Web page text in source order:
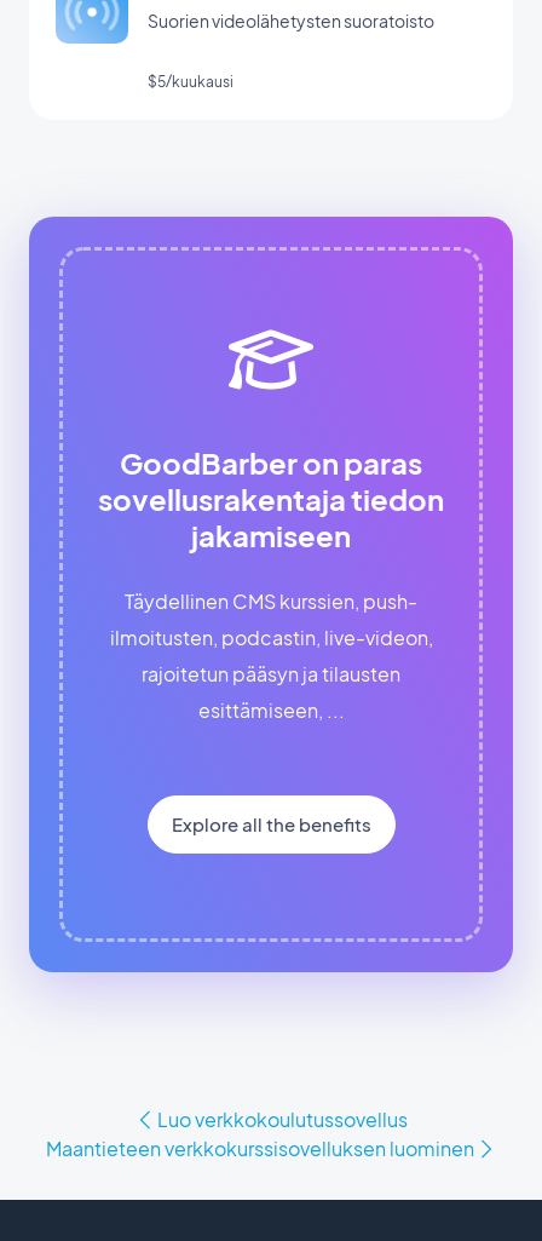
Suorien videolähetysten suoratoisto
$5/kuukausi
GoodBarber on paras
sovellusrakentaja tiedon
jakamiseen
Täydellinen CMS kurssien, push-
ilmoitusten, podcastin, live-videon,
rajoitetun pääsyn ja tilausten
esittämiseen, ...
Explore all the benefits
Luo verkkokoulutussovellus
Maantieteen verkkokurssisovelluksen luominen